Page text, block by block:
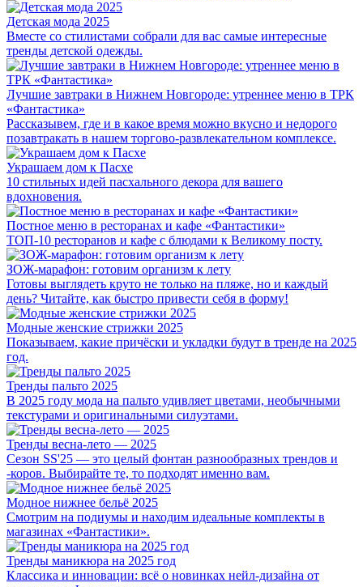
Детская мода 2025
Вместе со стилистами собрали для вас самые интересные
тренды детской одежды.
Лучшие завтраки в Нижнем Новгороде: утреннее меню в ТРК
«Фантастика»
Рассказывем, где и в какое время можно вкусно и недорого
позавтракать в нашем торгово-развлекательном комплексе.
Украшаем дом к Пасхе
10 стильных идей пасхального декора для вашего
вдохновения.
Постное меню в ресторанах и кафе «Фантастики»
ТОП-10 ресторанов и кафе с блюдами к Великому посту.
ЗОЖ-марафон: готовим организм к лету
Готовы выглядеть круто не только на пляже, но и каждый
день? Читайте, как быстро привести себя в форму!
Модные женские стрижки 2025
Показываем, какие причёски и укладки будут в тренде на 2025
год.
Тренды пальто 2025
В 2025 году мода на пальто удивляет цветами, необычными
текстурами и оригинальными силуэтами.
Тренды весна-лето — 2025
Сезон SS'25 — это целый фонтан разнообразных трендов и
-коров. Выбирайте те, то подходят именно вам.
Модное нижнее бельё 2025
Смотрим на подиумы и находим идеальные комплекты в
магазинах «Фантастики».
Тренды маникюра на 2025 год
Классика и инновации: всё о новинках нейл-дизайна от